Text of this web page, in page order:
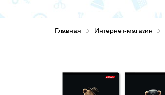
Главная Интернет-магазин